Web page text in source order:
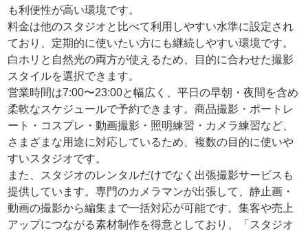
も利便性が高い環境です。
料金は他のスタジオと比べて利用しやすい水準に設定され
ており、定期的に使いたい方にも継続しやすい環境です。
白ホリと自然光の両方が使えるため、目的に合わせた撮影
スタイルを選択できます。
営業時間は7:00〜23:00と幅広く、平日の早朝・夜間を含め
柔軟なスケジュールで予約できます。商品撮影・ポートレ
ート・コスプレ・動画撮影・照明練習・カメラ練習など、
さまざまな用途に対応しているため、複数の目的に使いや
すいスタジオです。
また、スタジオのレンタルだけでなく出張撮影サービスも
提供しています。専門のカメラマンが出張して、静止画・
動画の撮影から編集まで一括対応が可能です。集客や売上
アップにつながる素材制作を得意としており、「スタジオ